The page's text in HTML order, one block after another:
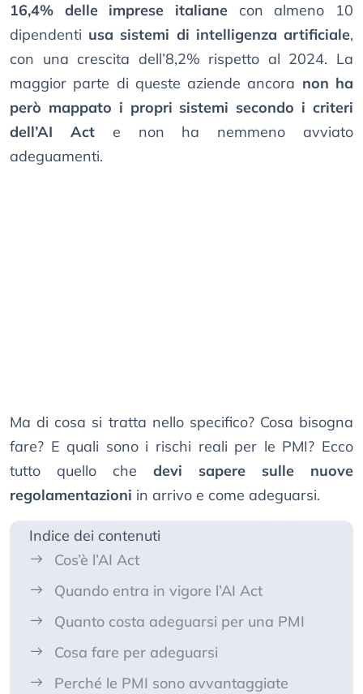
16,4% delle imprese italiane con almeno 10
dipendenti usa sistemi di intelligenza artificiale,
con una crescita dell’8,2% rispetto al 2024. La
maggior parte di queste aziende ancora non ha
però mappato i propri sistemi secondo i criteri
dell’AI Acte non ha nemmeno avviato
adeguamenti.
Ma di cosa si tratta nello specifico? Cosa bisogna
fare? E quali sono i rischi reali per le PMI? Ecco
tutto quello che devi sapere sulle nuove
regolamentazioni in arrivo e come adeguarsi.
Indice dei contenuti
Cos’è l’AI Act
Quando entra in vigore l’AI Act
Quanto costa adeguarsi per una PMI
Cosa fare per adeguarsi
Perché le PMI sono avvantaggiate